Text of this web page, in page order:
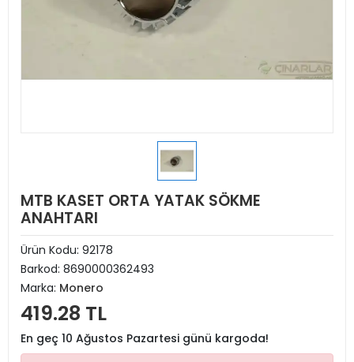
MTB KASET ORTA YATAK SÖKME
ANAHTARI
Ürün Kodu: 92178
Barkod: 8690000362493
Marka: Monero
419.28 TL
En geç 10 Ağustos Pazartesi günü kargoda!